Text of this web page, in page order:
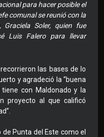
para hacer posible el
comunal se reunió con la
Graciela Soler, quien fue
Luis Falero para llevar
las bases de lo
y agradeció la “buena
con Maldonado y la
proyecto al que calificó
Punta del Este como el